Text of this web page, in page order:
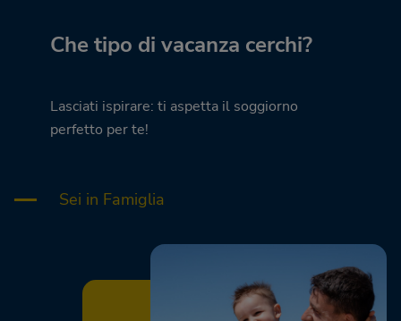
Che tipo di vacanza cerchi?
Lasciati ispirare: ti aspetta il soggiorno
perfetto per te!
Sei in Famiglia